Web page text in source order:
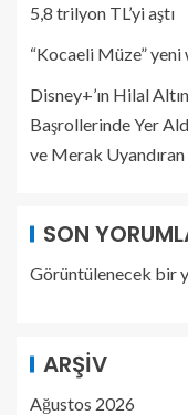
5,8 trilyon TL’yi aştı
“Kocaeli Müze”
Disney+’ın Hilal
Başrollerinde Yer
ve Merak Uyandıran
SON
Görüntülenecek bir
ARŞIV
Ağustos 2026